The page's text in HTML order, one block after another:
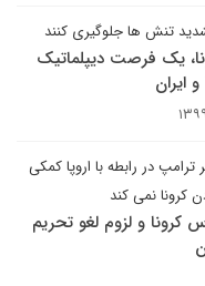
تنش ها جلوگیری کنند
یک فرصت دیپلماتیک
ایران
در رابطه با اروپا کمکی
کرونا نمی کند
کرونا و لزوم لغو تحریم